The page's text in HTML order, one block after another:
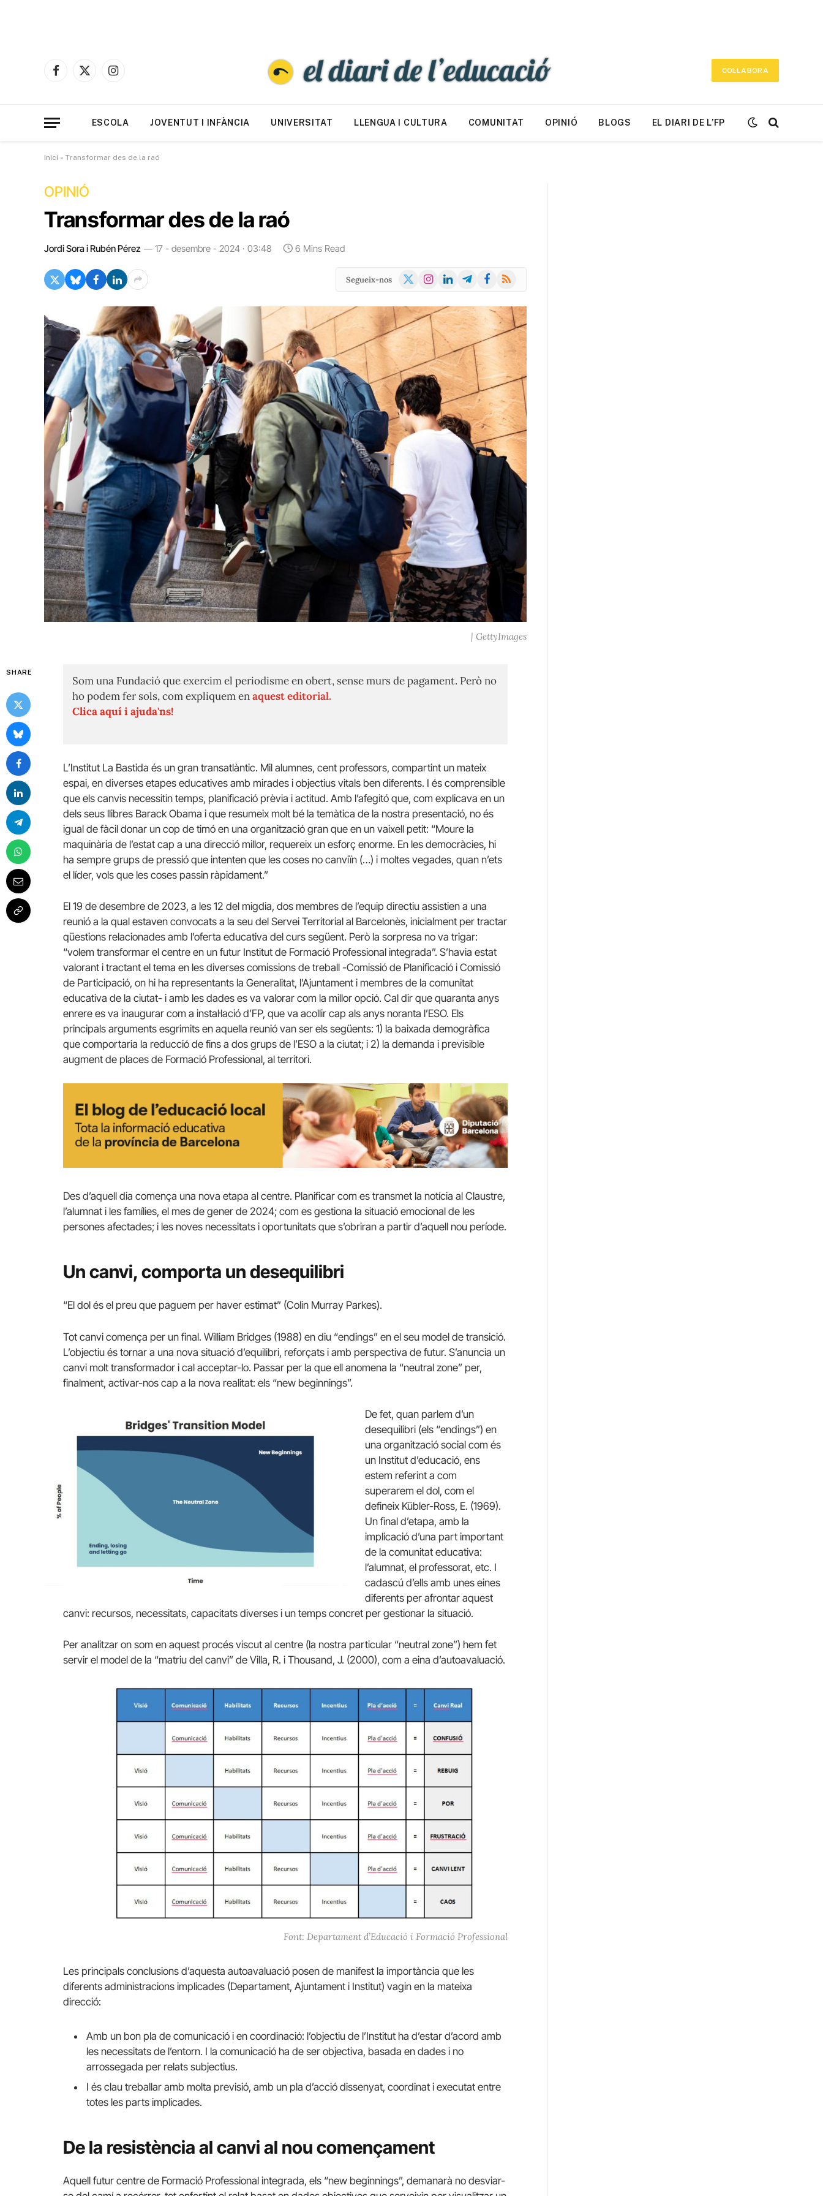
Facebook
X
Instagram
COL·LABORA
ESCOLA JOVENTUT I INFÀNCIA UNIVERSITAT LLENGUA I CULTURA COMUNITAT OPINIÓ BLOGS EL DIARI DE L’FP
Inici » Transformar des de la raó
OPINIÓ
Transformar des de la raó
Jordi Sora i Rubén Pérez 17 - desembre - 2024 · 03:48 6 Mins Read
Segueix-nos
X
Instagram
LinkedInTelegramFacebook
RSS
| GettyImages
SHARE
Som una Fundació que exercim el periodisme en obert, sense murs de pagament. Però no
ho podem fer sols, com expliquem enaquest editorial.
Clica aquí i ajuda'ns!
L’Institut La Bastida és un gran transatlàntic. Mil alumnes, cent professors, compartint un mateix
espai, en diverses etapes educatives amb mirades i objectius vitals ben diferents. I és comprensible
que els canvis necessitin temps, planificació prèvia i actitud. Amb l’afegitó que, com explicava en un
dels seus llibres Barack Obama i que resumeix molt bé la temàtica de la nostra presentació, no és
igual de fàcil donar un cop de timó en una organització gran que en un vaixell petit: “Moure la
maquinària de l’estat cap a una direcció millor, requereix un esforç enorme. En les democràcies, hi
ha sempre grups de pressió que intenten que les coses no canviïn (…) i moltes vegades, quan n’ets
el líder, vols que les coses passin ràpidament.”
El 19 de desembre de 2023, a les 12 del migdia, dos membres de l’equip directiu assistien a una
reunió a la qual estaven convocats a la seu del Servei Territorial al Barcelonès, inicialment per tractar
qüestions relacionades amb l’oferta educativa del curs següent. Però la sorpresa no va trigar:
“volem transformar el centre en un futur Institut de Formació Professional integrada”. S’havia estat
valorant i tractant el tema en les diverses comissions de treball -Comissió de Planificació i Comissió
de Participació, on hi ha representants la Generalitat, l’Ajuntament i membres de la comunitat
educativa de la ciutat- i amb les dades es va valorar com la millor opció. Cal dir que quaranta anys
enrere es va inaugurar com a instal·lació d’FP, que va acollir cap als anys noranta l’ESO. Els
principals arguments esgrimits en aquella reunió van ser els següents: 1) la baixada demogràfica
que comportaria la reducció de fins a dos grups de l’ESO a la ciutat; i 2) la demanda i previsible
augment de places de Formació Professional, al territori.
Des d’aquell dia comença una nova etapa al centre. Planificar com es transmet la notícia al Claustre,
l’alumnat i les famílies, el mes de gener de 2024; com es gestiona la situació emocional de les
persones afectades; i les noves necessitats i oportunitats que s’obriran a partir d’aquell nou període.
Un canvi, comporta un desequilibri
“El dol és el preu que paguem per haver estimat” (Colin Murray Parkes).
Tot canvi comença per un final. William Bridges (1988) en diu “endings” en el seu model de transició.
L’objectiu és tornar a una nova situació d’equilibri, reforçats i amb perspectiva de futur. S’anuncia un
canvi molt transformador i cal acceptar-lo. Passar per la que ell anomena la “neutral zone” per,
finalment, activar-nos cap a la nova realitat: els “new beginnings”.
De fet, quan parlem d’un
desequilibri (els “endings”) en
una organització social com és
un Institut d’educació, ens
estem referint a com
superarem el dol, com el
defineix Kübler-Ross, E. (1969).
Un final d’etapa, amb la
implicació d’una part important
de la comunitat educativa:
l’alumnat, el professorat, etc. I
cadascú d’ells amb unes eines
diferents per afrontar aquest
canvi: recursos, necessitats, capacitats diverses i un temps concret per gestionar la situació.
Per analitzar on som en aquest procés viscut al centre (la nostra particular “neutral zone”) hem fet
servir el model de la “matriu del canvi” de Villa, R. i Thousand, J. (2000), com a eina d’autoavaluació.
Font: Departament d’Educació i Formació Professional
Les principals conclusions d’aquesta autoavaluació posen de manifest la importància que les
diferents administracions implicades (Departament, Ajuntament i Institut) vagin en la mateixa
direcció:
Amb un bon pla de comunicació i en coordinació: l’objectiu de l’Institut ha d’estar d’acord amb
les necessitats de l’entorn. I la comunicació ha de ser objectiva, basada en dades i no
arrossegada per relats subjectius.
I és clau treballar amb molta previsió, amb un pla d’acció dissenyat, coordinat i executat entre
totes les parts implicades.
De la resistència al canvi al nou començament
Aquell futur centre de Formació Professional integrada, els “new beginnings”, demanarà no desviar-